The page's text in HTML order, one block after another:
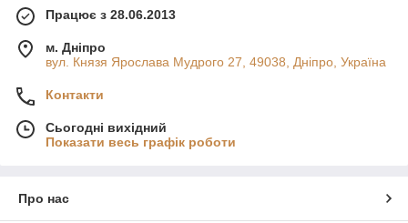
Працює з 28.06.2013
м. Дніпро
вул. Князя Ярослава Мудрого 27, 49038, Дніпро, Україна
Контакти
Сьогодні вихідний
Показати весь графік роботи
Про нас